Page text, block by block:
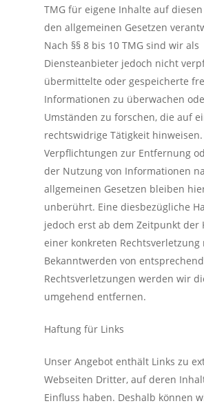
TMG für eigene Inhalte auf
den allgemeinen Gesetzen
Nach §§ 8 bis 10 TMG sind wir als
Diensteanbieter jedoch nicht
übermittelte oder gespeicherte
Informationen zu überwachen
Umständen zu forschen, die auf
rechtswidrige Tätigkeit hinweisen.
Verpflichtungen zur Entfernung
der Nutzung von Informationen
allgemeinen Gesetzen bleiben
unberührt. Eine diesbezügliche
jedoch erst ab dem Zeitpunkt der
einer konkreten Rechtsverletzung
Bekanntwerden von
Rechtsverletzungen werden wir
umgehend entfernen.
Haftung für Links
Unser Angebot enthält Links zu
Webseiten Dritter, auf deren
Einfluss haben. Deshalb können